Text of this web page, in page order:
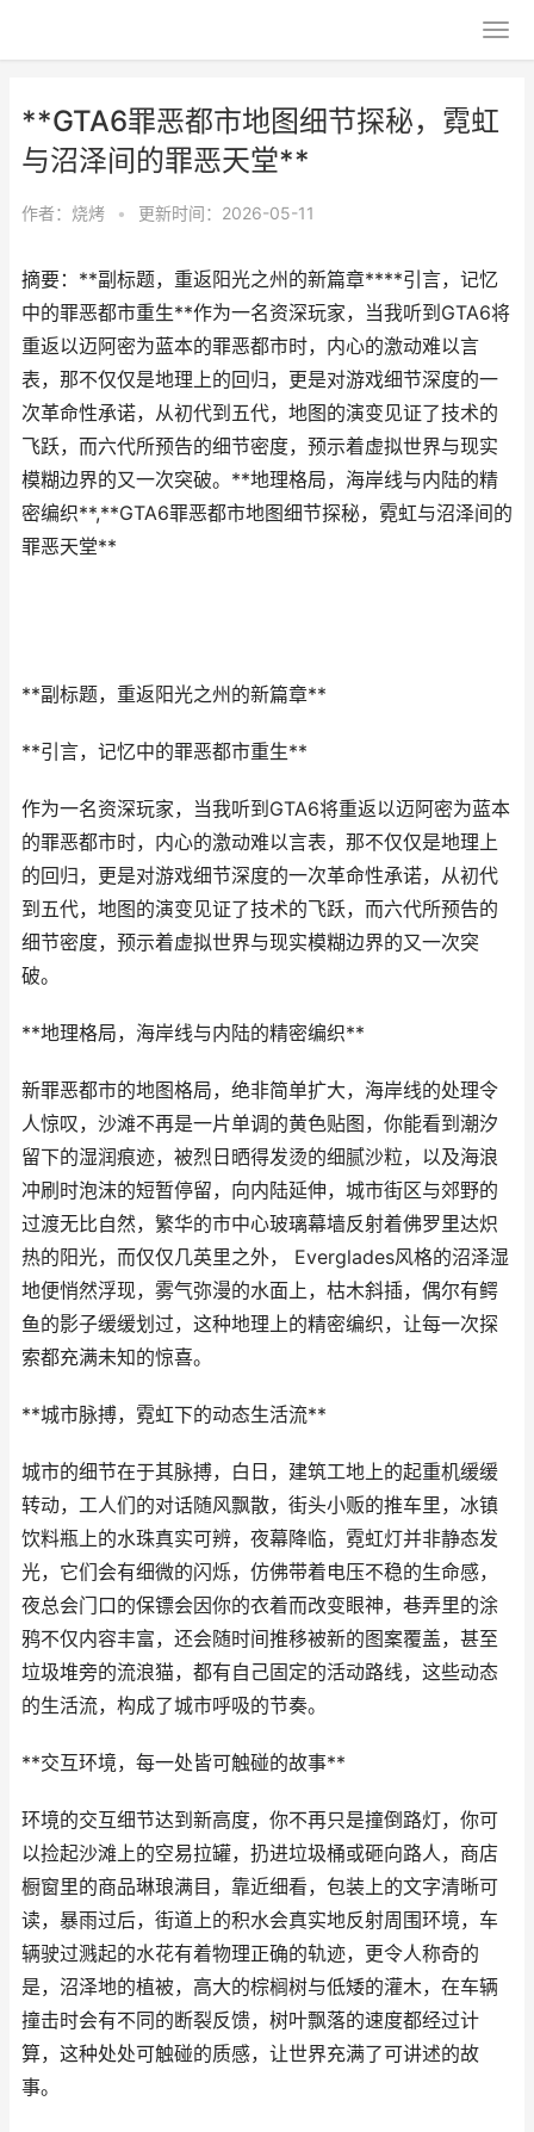
**GTA6罪恶都市地图细节探秘，霓虹
与沼泽间的罪恶天堂**
作者： 烧烤 • 更新时间：2026-05-11
摘要：**副标题，重返阳光之州的新篇章****引言，记忆
中的罪恶都市重生**作为一名资深玩家，当我听到GTA6将
重返以迈阿密为蓝本的罪恶都市时，内心的激动难以言
表，那不仅仅是地理上的回归，更是对游戏细节深度的一
次革命性承诺，从初代到五代，地图的演变见证了技术的
飞跃，而六代所预告的细节密度，预示着虚拟世界与现实
模糊边界的又一次突破。**地理格局，海岸线与内陆的精
密编织**,**GTA6罪恶都市地图细节探秘，霓虹与沼泽间的
罪恶天堂**
**副标题，重返阳光之州的新篇章**
**引言，记忆中的罪恶都市重生**
作为一名资深玩家，当我听到GTA6将重返以迈阿密为蓝本
的罪恶都市时，内心的激动难以言表，那不仅仅是地理上
的回归，更是对游戏细节深度的一次革命性承诺，从初代
到五代，地图的演变见证了技术的飞跃，而六代所预告的
细节密度，预示着虚拟世界与现实模糊边界的又一次突
破。
**地理格局，海岸线与内陆的精密编织**
新罪恶都市的地图格局，绝非简单扩大，海岸线的处理令
人惊叹，沙滩不再是一片单调的黄色贴图，你能看到潮汐
留下的湿润痕迹，被烈日晒得发烫的细腻沙粒，以及海浪
冲刷时泡沫的短暂停留，向内陆延伸，城市街区与郊野的
过渡无比自然，繁华的市中心玻璃幕墙反射着佛罗里达炽
热的阳光，而仅仅几英里之外， Everglades风格的沼泽湿
地便悄然浮现，雾气弥漫的水面上，枯木斜插，偶尔有鳄
鱼的影子缓缓划过，这种地理上的精密编织，让每一次探
索都充满未知的惊喜。
**城市脉搏，霓虹下的动态生活流**
城市的细节在于其脉搏，白日，建筑工地上的起重机缓缓
转动，工人们的对话随风飘散，街头小贩的推车里，冰镇
饮料瓶上的水珠真实可辨，夜幕降临，霓虹灯并非静态发
光，它们会有细微的闪烁，仿佛带着电压不稳的生命感，
夜总会门口的保镖会因你的衣着而改变眼神，巷弄里的涂
鸦不仅内容丰富，还会随时间推移被新的图案覆盖，甚至
垃圾堆旁的流浪猫，都有自己固定的活动路线，这些动态
的生活流，构成了城市呼吸的节奏。
**交互环境，每一处皆可触碰的故事**
环境的交互细节达到新高度，你不再只是撞倒路灯，你可
以捡起沙滩上的空易拉罐，扔进垃圾桶或砸向路人，商店
橱窗里的商品琳琅满目，靠近细看，包装上的文字清晰可
读，暴雨过后，街道上的积水会真实地反射周围环境，车
辆驶过溅起的水花有着物理正确的轨迹，更令人称奇的
是，沼泽地的植被，高大的棕榈树与低矮的灌木，在车辆
撞击时会有不同的断裂反馈，树叶飘落的速度都经过计
算，这种处处可触碰的质感，让世界充满了可讲述的故
事。